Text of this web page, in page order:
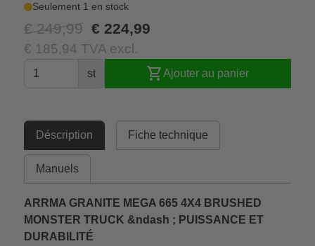
Seulement 1 en stock
€ 249,99 € 224,99
€ 185,94 TVA excl.
st shopping_cartAjouter au panier
Déscription Fiche technique
Manuels
ARRMA GRANITE MEGA 665 4X4 BRUSHED
MONSTER TRUCK &ndash ; PUISSANCE ET
DURABILITÉ